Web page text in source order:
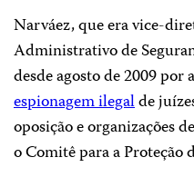
Narváez, que era vice-
Administrativo de
desde agosto de 2009 por
espionagem ilegalde
oposição e organizações
o Comitê para a Proteção